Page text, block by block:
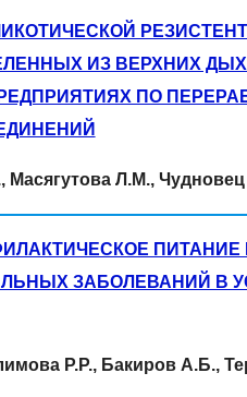
ИЗ ВЕРХНИХ
ПО
Масягутова Л.М.,
ПИТАНИЕ
ЗАБОЛЕВАНИЙ В
Р.Р., Бакиров А.Б.,